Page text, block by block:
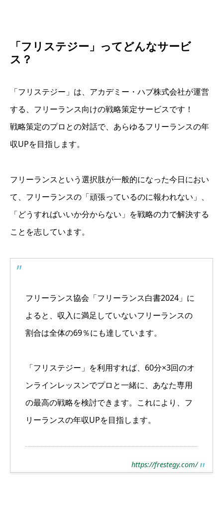
「フリステジー」ってどんなサービ
ス？
「フリステジー」は、アカデミー・ハブ株式会社が運営
する、フリーランス向けの戦略策定サービスです！
戦略策定のプロとの対話で、あらゆるフリーランスの年
収UPを目指します。
フリーランスという選択肢が一般的になった今日におい
て、フリーランスの「頑張っているのに報われない」、
「どうすればいいか分からない」を戦略の力で解決する
ことを志しています。
フリーランス協会「フリーランス白書2024」に
よると、収入に満足していないフリーランスの
割合は全体の69％にも達しています。
「フリステジー」を利用すれば、60分×3回のオ
ンラインレッスンでプロと一緒に、あなた専用
の最高の戦略を検討できます。これにより、フ
リーランスの年収UPを目指します。
https://frestegy.com/